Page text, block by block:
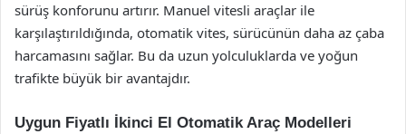
sürüş konforunu artırır. Manuel vitesli araçlar ile
karşılaştırıldığında, otomatik vites, sürücünün daha az çaba
harcamasını sağlar. Bu da uzun yolculuklarda ve yoğun
trafikte büyük bir avantajdır.
Uygun Fiyatlı İkinci El Otomatik Araç Modelleri